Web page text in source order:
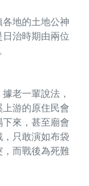
地的土地公神
治時期由兩位
老一輩說法，
游的原住民會
來，甚至廟會
只敢演如布袋
而戰後為死難